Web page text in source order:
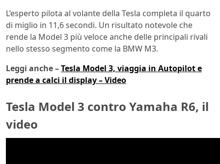
L’esperto pilota al volante della Tesla completa il quarto
di miglio in 11,6 secondi. Un risultato notevole che
rende la Model 3 più veloce anche delle principali rivali
nello stesso segmento come la BMW M3.
Leggi anche –Tesla Model 3, viaggia in Autopilot e
prende a calci il display – Video
Tesla Model 3 contro Yamaha R6, il
video